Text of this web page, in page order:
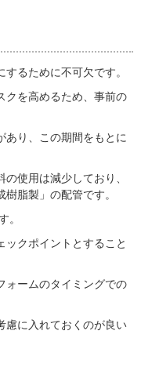
るために不可欠です。
クを高めるため、事前の
あり、この期間をもとに
使用は減少しており、
脂製」の配管です。
。
ックポイントとすること
ォームのタイミングでの
慮に入れておくのが良い